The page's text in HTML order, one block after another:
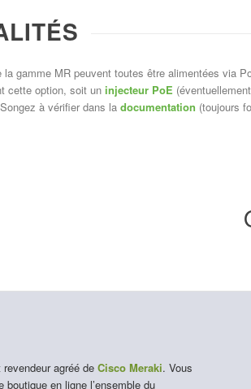
la gamme MR peuvent toutes être alimentées via
cette option, soit un injecteur PoE
à vérifier dans la documentation (toujours
agréé de Cisco Meraki. Vous
boutique en ligne l’ensemble du